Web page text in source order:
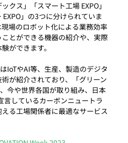
クス」「スマート工場 EXPO」
EXPO」の3つに分けられていま
場のロボット化による業務効率
とができる機器の紹介や、実際
ができます。
IoTやAI等、生産、製造のデジタ
が紹介されており、「グリーン
今や世界各国が取り組み、日本
言しているカーボンニュートラ
る工場関係者に最適なサービス